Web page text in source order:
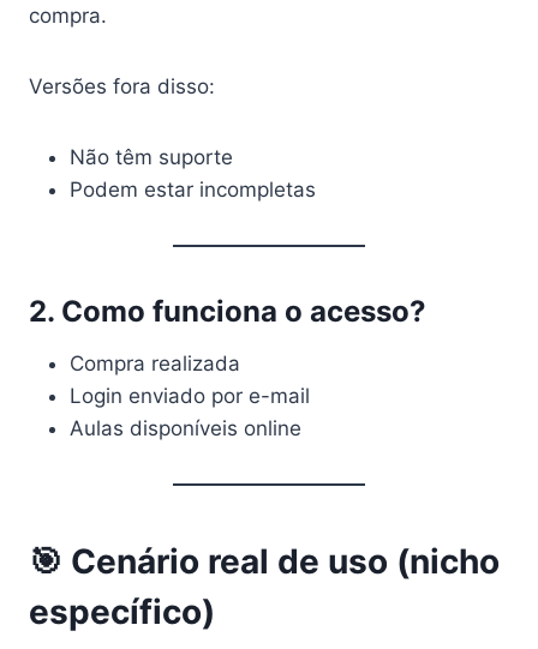
compra.
Versões fora disso:
Não têm suporte
Podem estar incompletas
2. Como funciona o acesso?
Compra realizada
Login enviado por e-mail
Aulas disponíveis online
🎯 Cenário real de uso (nicho
específico)